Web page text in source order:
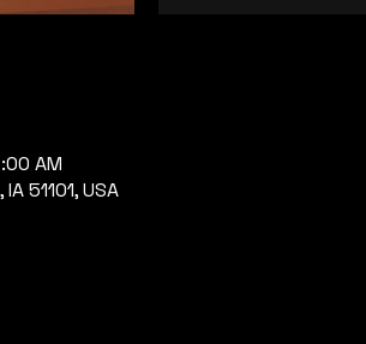
AM
51101, USA